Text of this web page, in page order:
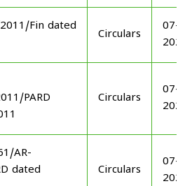
Fin dated
Circulars
07-
PARD
Circulars
07-
AR-
dated
Circulars
07-